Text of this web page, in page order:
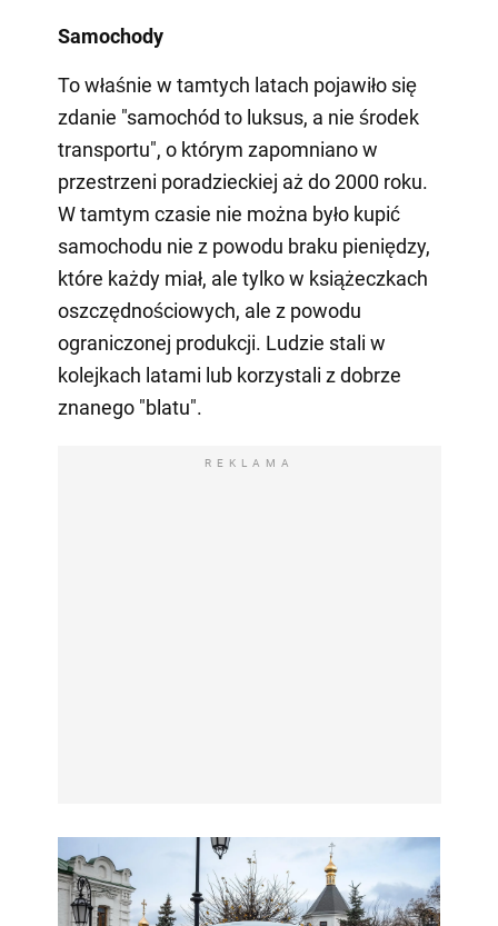
Samochody
To właśnie w tamtych latach pojawiło się
zdanie "samochód to luksus, a nie środek
transportu", o którym zapomniano w
przestrzeni poradzieckiej aż do 2000 roku.
W tamtym czasie nie można było kupić
samochodu nie z powodu braku pieniędzy,
które każdy miał, ale tylko w książeczkach
oszczędnościowych, ale z powodu
ograniczonej produkcji. Ludzie stali w
kolejkach latami lub korzystali z dobrze
znanego "blatu".
REKLAMA